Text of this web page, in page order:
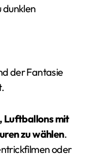
dunklen
der Fantasie
Luftballons mit
zu wählen.
oder